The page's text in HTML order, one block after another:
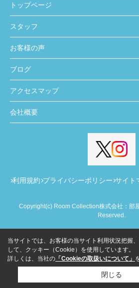
トップページ
スタッフ
お客様の声
ブログ
アクセスマップ
会社概要
利用規約 プライバシーポリシー サイト
Copyright(c) Room Collection株式会社：
Reserved.
当サイトでは、お客様の当サイト利用状況把握
して、クッキー（Cookie）を使用しています。
詳しくは、当社の 「Cookieの取扱いについて」
閉じる